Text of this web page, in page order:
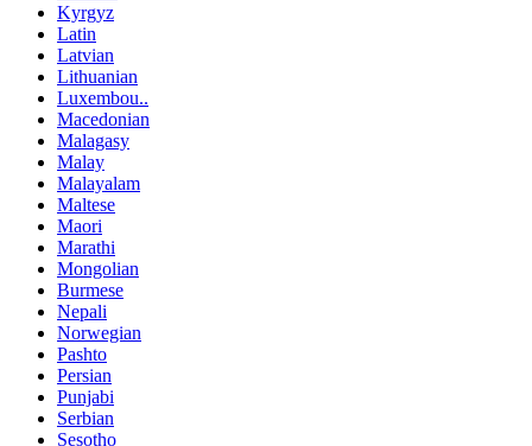
Kyrgyz
Latin
Latvian
Lithuanian
Luxembou..
Macedonian
Malagasy
Malay
Malayalam
Maltese
Maori
Marathi
Mongolian
Burmese
Nepali
Norwegian
Pashto
Persian
Punjabi
Serbian
Sesotho